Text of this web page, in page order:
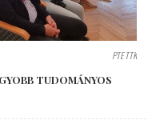
PTE TTK
TUDOMÁNYOS